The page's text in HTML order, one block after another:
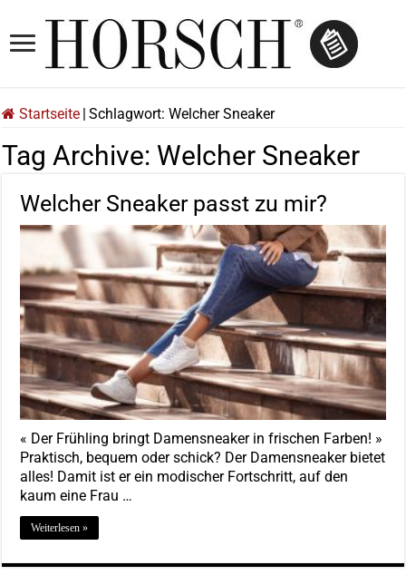
Startseite Schlagwort:Welcher Sneaker
Tag Archive: Welcher Sneaker
Welcher Sneaker passt zu mir?
« Der Frühling bringt Damensneaker in frischen Farben! »
Praktisch, bequem oder schick? Der Damensneaker bietet
alles! Damit ist er ein modischer Fortschritt, auf den
kaum eine Frau …
Weiterlesen »